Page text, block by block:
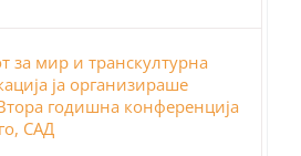
за мир и транскултурна
ја организираше
годишна конференција
САД